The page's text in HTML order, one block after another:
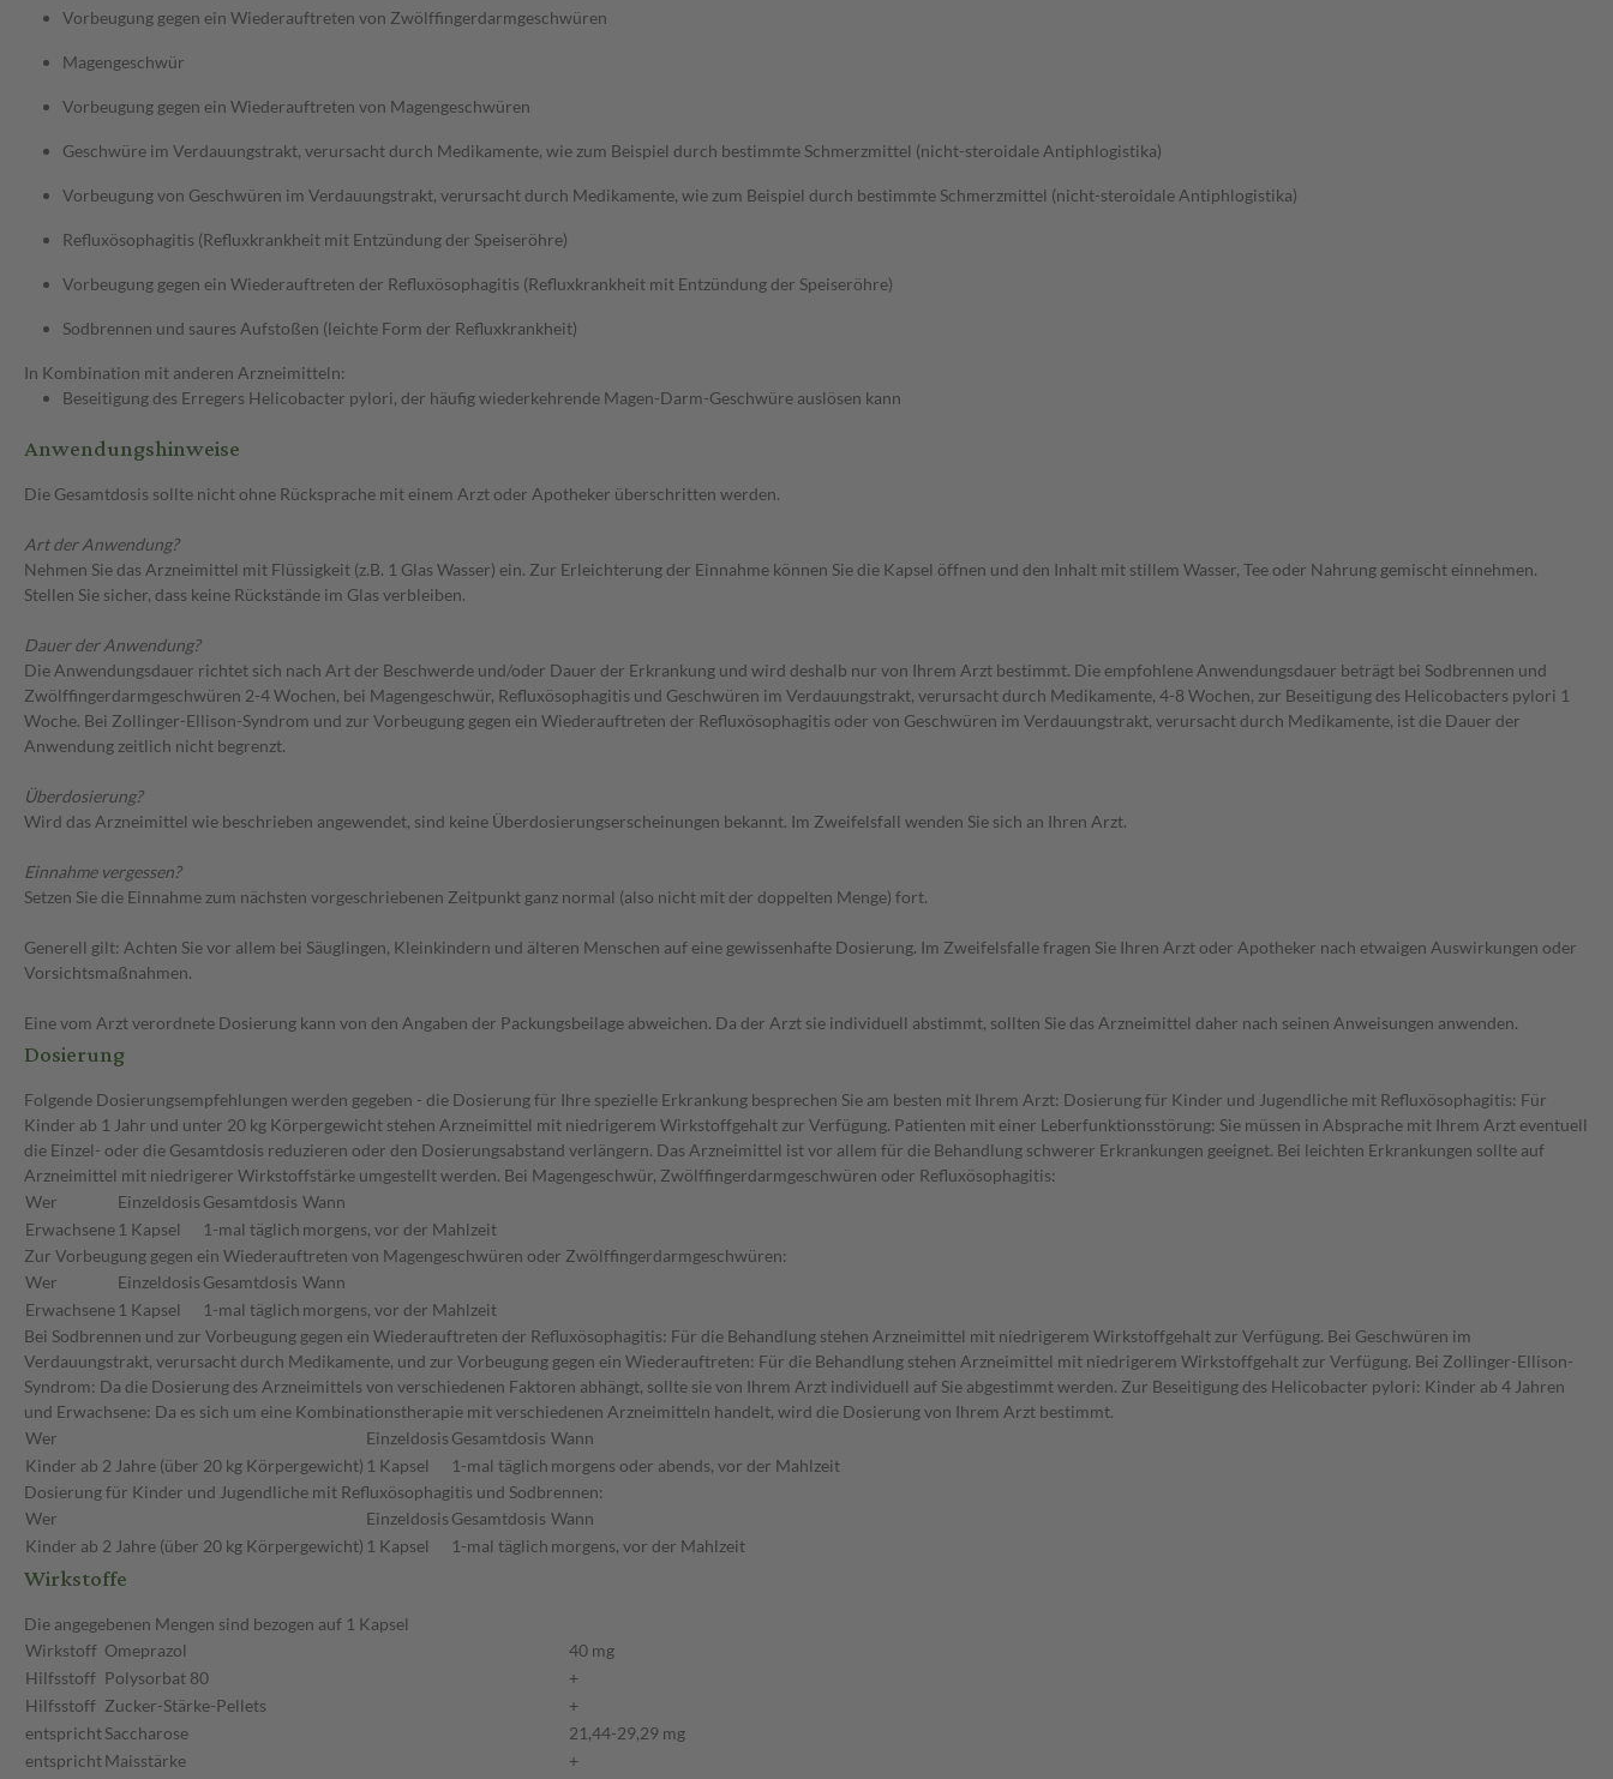
Vorbeugung gegen ein Wiederauftreten von Zwölffingerdarmgeschwüren
Magengeschwür
Vorbeugung gegen ein Wiederauftreten von Magengeschwüren
Geschwüre im Verdauungstrakt, verursacht durch Medikamente, wie zum Beispiel durch bestimmte Schmerzmittel (nicht-steroidale Antiphlogistika)
Vorbeugung von Geschwüren im Verdauungstrakt, verursacht durch Medikamente, wie zum Beispiel durch bestimmte Schmerzmittel (nicht-steroidale Antiphlogistika)
Refluxösophagitis (Refluxkrankheit mit Entzündung der Speiseröhre)
Vorbeugung gegen ein Wiederauftreten der Refluxösophagitis (Refluxkrankheit mit Entzündung der Speiseröhre)
Sodbrennen und saures Aufstoßen (leichte Form der Refluxkrankheit)
In Kombination mit anderen Arzneimitteln:
Beseitigung des Erregers Helicobacter pylori, der häufig wiederkehrende Magen-Darm-Geschwüre auslösen kann
Anwendungshinweise
Die Gesamtdosis sollte nicht ohne Rücksprache mit einem Arzt oder Apotheker überschritten werden.
Art der Anwendung?
Nehmen Sie das Arzneimittel mit Flüssigkeit (z.B. 1 Glas Wasser) ein. Zur Erleichterung der Einnahme können Sie die Kapsel öffnen und den Inhalt mit stillem Wasser, Tee oder Nahrung gemischt einnehmen.
Stellen Sie sicher, dass keine Rückstände im Glas verbleiben.
Dauer der Anwendung?
Die Anwendungsdauer richtet sich nach Art der Beschwerde und/oder Dauer der Erkrankung und wird deshalb nur von Ihrem Arzt bestimmt. Die empfohlene Anwendungsdauer beträgt bei Sodbrennen und
Zwölffingerdarmgeschwüren 2-4 Wochen, bei Magengeschwür, Refluxösophagitis und Geschwüren im Verdauungstrakt, verursacht durch Medikamente, 4-8 Wochen, zur Beseitigung des Helicobacters pylori 1
Woche. Bei Zollinger-Ellison-Syndrom und zur Vorbeugung gegen ein Wiederauftreten der Refluxösophagitis oder von Geschwüren im Verdauungstrakt, verursacht durch Medikamente, ist die Dauer der
Anwendung zeitlich nicht begrenzt.
Überdosierung?
Wird das Arzneimittel wie beschrieben angewendet, sind keine Überdosierungserscheinungen bekannt. Im Zweifelsfall wenden Sie sich an Ihren Arzt.
Einnahme vergessen?
Setzen Sie die Einnahme zum nächsten vorgeschriebenen Zeitpunkt ganz normal (also nicht mit der doppelten Menge) fort.
Generell gilt: Achten Sie vor allem bei Säuglingen, Kleinkindern und älteren Menschen auf eine gewissenhafte Dosierung. Im Zweifelsfalle fragen Sie Ihren Arzt oder Apotheker nach etwaigen Auswirkungen oder
Vorsichtsmaßnahmen.
Eine vom Arzt verordnete Dosierung kann von den Angaben der Packungsbeilage abweichen. Da der Arzt sie individuell abstimmt, sollten Sie das Arzneimittel daher nach seinen Anweisungen anwenden.
Dosierung
Folgende Dosierungsempfehlungen werden gegeben - die Dosierung für Ihre spezielle Erkrankung besprechen Sie am besten mit Ihrem Arzt: Dosierung für Kinder und Jugendliche mit Refluxösophagitis: Für
Kinder ab 1 Jahr und unter 20 kg Körpergewicht stehen Arzneimittel mit niedrigerem Wirkstoffgehalt zur Verfügung. Patienten mit einer Leberfunktionsstörung: Sie müssen in Absprache mit Ihrem Arzt eventuell
die Einzel- oder die Gesamtdosis reduzieren oder den Dosierungsabstand verlängern. Das Arzneimittel ist vor allem für die Behandlung schwerer Erkrankungen geeignet. Bei leichten Erkrankungen sollte auf
Arzneimittel mit niedrigerer Wirkstoffstärke umgestellt werden. Bei Magengeschwür, Zwölffingerdarmgeschwüren oder Refluxösophagitis:
Wer
Einzeldosis Gesamtdosis Wann
Erwachsene 1 Kapsel 1-mal täglich morgens, vor der Mahlzeit
Zur Vorbeugung gegen ein Wiederauftreten von Magengeschwüren oder Zwölffingerdarmgeschwüren:
Wer
Einzeldosis Gesamtdosis Wann
Erwachsene 1 Kapsel 1-mal täglich morgens, vor der Mahlzeit
Bei Sodbrennen und zur Vorbeugung gegen ein Wiederauftreten der Refluxösophagitis: Für die Behandlung stehen Arzneimittel mit niedrigerem Wirkstoffgehalt zur Verfügung. Bei Geschwüren im
Verdauungstrakt, verursacht durch Medikamente, und zur Vorbeugung gegen ein Wiederauftreten: Für die Behandlung stehen Arzneimittel mit niedrigerem Wirkstoffgehalt zur Verfügung. Bei Zollinger-Ellison-
Syndrom: Da die Dosierung des Arzneimittels von verschiedenen Faktoren abhängt, sollte sie von Ihrem Arzt individuell auf Sie abgestimmt werden. Zur Beseitigung des Helicobacter pylori: Kinder ab 4 Jahren
und Erwachsene: Da es sich um eine Kombinationstherapie mit verschiedenen Arzneimitteln handelt, wird die Dosierung von Ihrem Arzt bestimmt.
Wer
Einzeldosis Gesamtdosis Wann
Kinder ab 2 Jahre (über 20 kg Körpergewicht) 1 Kapsel 1-mal täglich morgens oder abends, vor der Mahlzeit
Dosierung für Kinder und Jugendliche mit Refluxösophagitis und Sodbrennen:
Wer
Einzeldosis Gesamtdosis Wann
Kinder ab 2 Jahre (über 20 kg Körpergewicht) 1 Kapsel 1-mal täglich morgens, vor der Mahlzeit
Wirkstoffe
Die angegebenen Mengen sind bezogen auf 1 Kapsel
Wirkstoff Omeprazol
40 mg
Hilfsstoff Polysorbat 80
+
Hilfsstoff Zucker-Stärke-Pellets
+
entsprichtSaccharose
21,44-29,29 mg
entsprichtMaisstärke
+